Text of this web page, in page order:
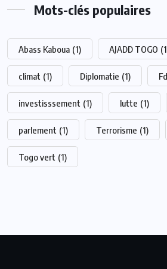
Mots-clés populaires
Abass Kaboua (1) AJADD TOGO
climat (1) Diplomatie (1)
investisssement (1) lutte (1)
parlement (1) Terrorisme (1)
Togo vert (1)